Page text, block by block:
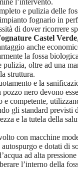
l’intervento.
e pulizia delle
fognario in
di dover ricorrere
Castel Verde
anche
la fossa
pulizia, oltre ad una
struttura.
e la
nero devono
e competente,
gli standard previsti
e la tutela della
con macchine
e dotati di
ad alta
l’interno della